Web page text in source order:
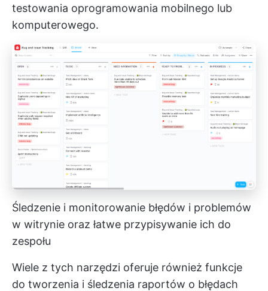
testowania oprogramowania mobilnego lub
komputerowego.
Śledzenie i monitorowanie błędów i problemów
w witrynie oraz łatwe przypisywanie ich do
zespołu
Wiele z tych narzędzi oferuje również funkcje
do tworzenia i śledzenia raportów o błędach